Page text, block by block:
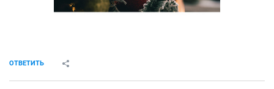
ОТВЕТИТЬ